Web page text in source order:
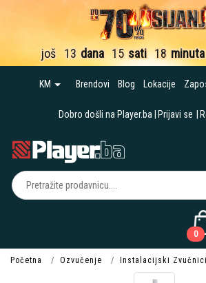
još 13 dana 15 sati 18 minuta
KM Brendovi Blog Lokacije
Dobro došli na Player.ba Prijavi se
0
Početna Ozvučenje Instalacijski Zvučnici